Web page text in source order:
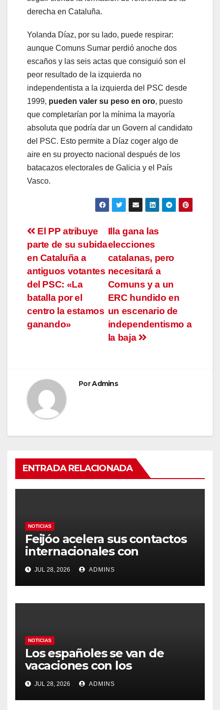
derecha en Cataluña.
Yolanda Díaz, por su lado, puede respirar:
aunque Comuns Sumar perdió anoche dos
escaños y las seis actas que consiguió son el
peor resultado de la izquierda no
independentista a la izquierda del PSC desde
1999, pueden valer su peso en oro, puesto
que completarían por la mínima la mayoría
absoluta que podría dar un Govern al candidato
del PSC. Esto permite a Díaz coger algo de
aire en su proyecto nacional después de los
batacazos electorales de Galicia y el País
Vasco.
Navegación
de
entradas
Illa gana las
elecciones
catalanas, pero
necesitará a
Comuns y a un
ERC hundido en
un escenario de
independentismo a
la baja
El PP atribuye
parte de su subida
en Cataluña a
antiguos votantes
del PSC: «La
batalla por el
centro la estamos
ganando»
PorAdmins
ENTRADA RELACIONADA
NOTICIAS
Feijóo acelera sus contactos
internacionales con
Latinoamérica como socio
prioritario en su agenda de
gobierno
JUL 28, 2026 ADMINS
NOTICIAS
Los españoles se van de
vacaciones con los
carburantes hasta un 21%
más caros que el año pasado
y los hoteles disparados
JUL 28, 2026 ADMINS